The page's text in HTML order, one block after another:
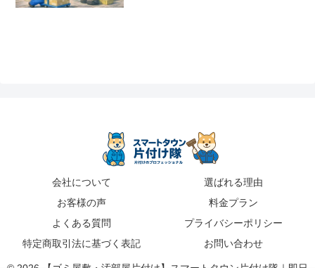
会社について
選ばれる理由
お客様の声
料金プラン
よくある質問
プライバシーポリシー
特定商取引法に基づく表記
お問い合わせ